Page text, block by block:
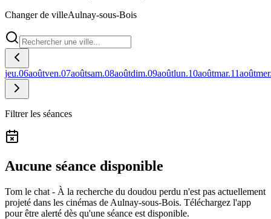
Changer de villeAulnay-sous-Bois
jeu.06aoûtven.07aoûtsam.08aoûtdim.09aoûtlun.10aoûtmar.11août
Filtrer les séances
Aucune séance disponible
Tom le chat - À la recherche du doudou perdu n'est pas actuellement
projeté dans les cinémas de Aulnay-sous-Bois. Téléchargez l'app
pour être alerté dès qu'une séance est disponible.